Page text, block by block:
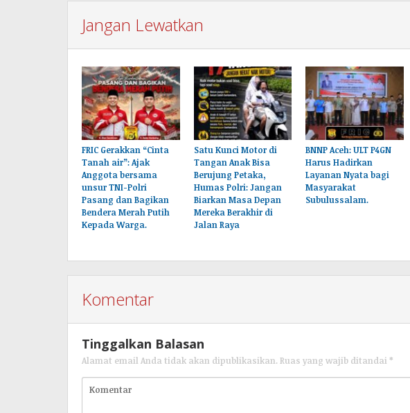
Jangan Lewatkan
FRIC Gerakkan “Cinta
Tanah air”: Ajak
Anggota bersama
unsur TNI-Polri
Pasang dan Bagikan
Bendera Merah Putih
Kepada Warga.
Satu Kunci Motor di
Tangan Anak Bisa
Berujung Petaka,
Humas Polri: Jangan
Biarkan Masa Depan
Mereka Berakhir di
Jalan Raya
BNNP Aceh: ULT P4GN
Harus Hadirkan
Layanan Nyata bagi
Masyarakat
Subulussalam.
Komentar
Tinggalkan Balasan
Alamat email Anda tidak akan dipublikasikan. Ruas yang wajib ditandai *